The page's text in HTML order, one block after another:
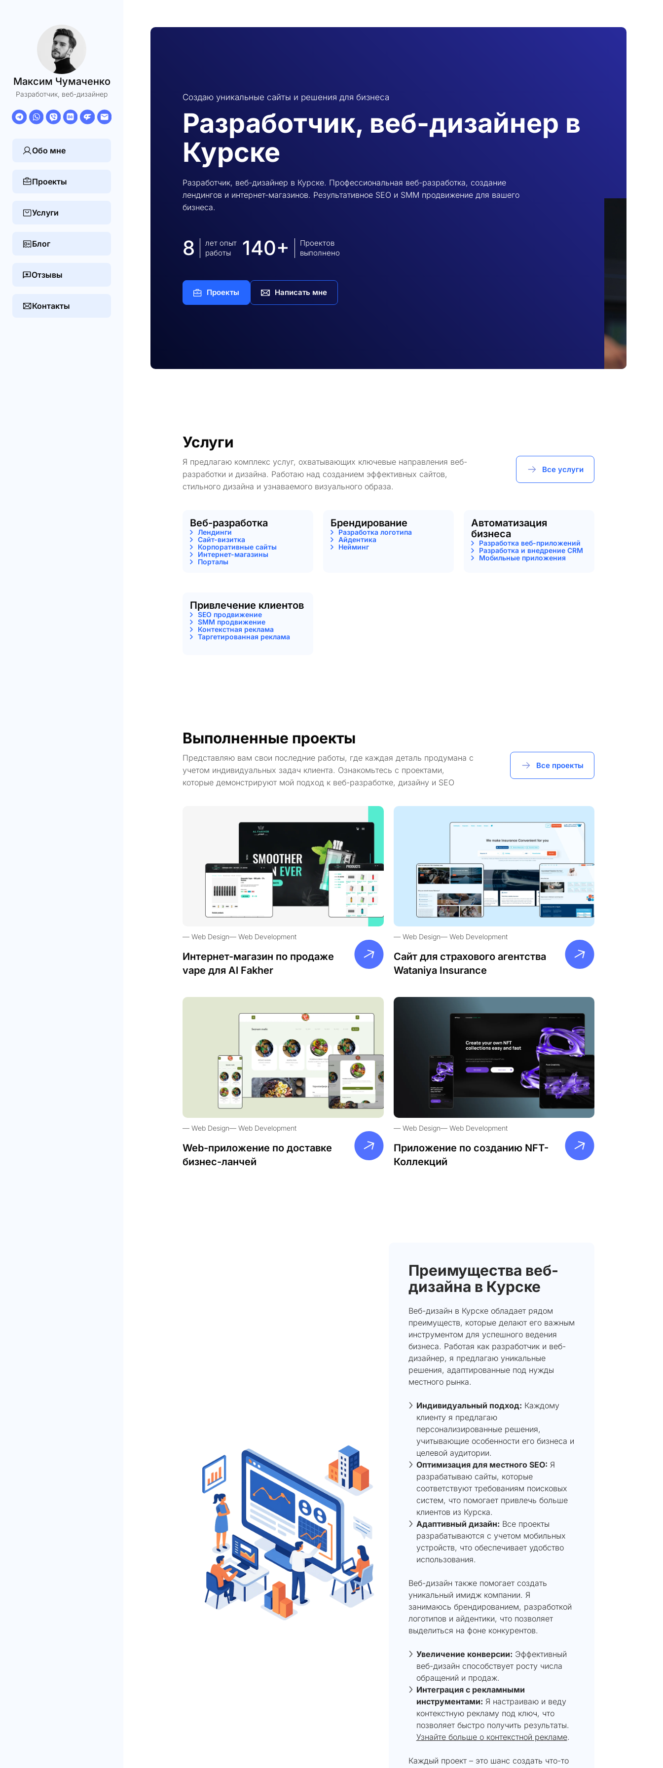
Максим Чумаченко
Разработчик, веб-дизайнер
Обо мне
Проекты
Услуги
Блог
Отзывы
Контакты
Создаю уникальные сайты и решения для бизнеса
Разработчик, веб-дизайнер в
Курске
Разработчик, веб-дизайнер в Курске. Профессиональная веб-разработка, создание
лендингов и интернет-магазинов. Результативное SEO и SMM продвижение для вашего
бизнеса.
8
лет опыт
работы
140+
Проектов
выполнено
Проекты Написать мне
Услуги
Я предлагаю комплекс услуг, охватывающих ключевые направления веб-
разработки и дизайна. Работаю над созданием эффективных сайтов,
стильного дизайна и узнаваемого визуального образа.
Все услуги
Веб-разработка
Лендинги
Сайт-визитка
Корпоративные сайты
Интернет-магазины
Порталы
Брендирование
Разработка логотипа
Айдентика
Нейминг
Автоматизация
бизнеса
Разработка веб-приложений
Разработка и внедрение CRM
Мобильные приложения
Привлечение клиентов
SEO продвижение
SMM продвижение
Контекстная реклама
Таргетированная реклама
Выполненные проекты
Представляю вам свои последние работы, где каждая деталь продумана с
учетом индивидуальных задач клиента. Ознакомьтесь с проектами,
которые демонстрируют мой подход к веб-разработке, дизайну и SEO
Все проекты
Web Design Web Development
Интернет-магазин по продаже
vape для Al Fakher
Web Design Web Development
Сайт для страхового агентства
Wataniya Insurance
Web Design Web Development
Web-приложение по доставке
бизнес-ланчей
Web Design Web Development
Приложение по созданию NFT-
Коллекций
Преимущества веб-
дизайна в Курске
Веб-дизайн в Курске обладает рядом
преимуществ, которые делают его важным
инструментом для успешного ведения
бизнеса. Работая как разработчик и веб-
дизайнер, я предлагаю уникальные
решения, адаптированные под нужды
местного рынка.
Индивидуальный подход: Каждому
клиенту я предлагаю
персонализированные решения,
учитывающие особенности его бизнеса и
целевой аудитории.
Оптимизация для местного SEO: Я
разрабатываю сайты, которые
соответствуют требованиям поисковых
систем, что помогает привлечь больше
клиентов из Курска.
Адаптивный дизайн: Все проекты
разрабатываются с учетом мобильных
устройств, что обеспечивает удобство
использования.
Веб-дизайн также помогает создать
уникальный имидж компании. Я
занимаюсь брендированием, разработкой
логотипов и айдентики, что позволяет
выделиться на фоне конкурентов.
Увеличение конверсии: Эффективный
веб-дизайн способствует росту числа
обращений и продаж.
Интеграция с рекламными
инструментами: Я настраиваю и веду
контекстную рекламу под ключ, что
позволяет быстро получить результаты.
Узнайте больше о контекстной рекламе.
Каждый проект – это шанс создать что-то